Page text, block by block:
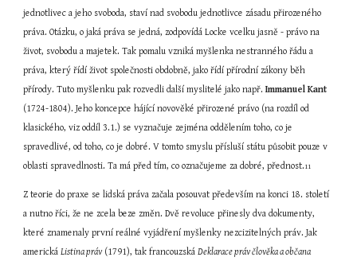
jednotlivec a jeho svoboda, staví nad svobodu jednotlivce zásadu přirozeného
práva. Otázku, o jaká práva se jedná, zodpovídá Locke vcelku jasně - právo na
život, svobodu a majetek. Tak pomalu vzniká myšlenka nestranného řádu a
práva, který řídí život společnosti obdobně, jako řídí přírodní zákony běh
přírody. Tuto myšlenku pak rozvedli další myslitelé jako např. Immanuel Kant
(1724-1804). Jeho koncepce hájící novověké přirozené právo (na rozdíl od
klasického, viz oddíl 3.1.) se vyznačuje zejména oddělením toho, co je
spravedlivé, od toho, co je dobré. V tomto smyslu přísluší státu působit pouze v
oblasti spravedlnosti. Ta má před tím, co označujeme za dobré, přednost.11
Z teorie do praxe se lidská práva začala posouvat především na konci 18. století
a nutno říci, že ne zcela beze změn. Dvě revoluce přinesly dva dokumenty,
které znamenaly první reálné vyjádření myšlenky nezcizitelných práv. Jak
americká Listina práv (1791), tak francouzská Deklarace práv člověka a občana